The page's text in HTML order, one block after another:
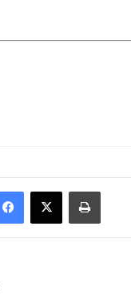
Facebook
X